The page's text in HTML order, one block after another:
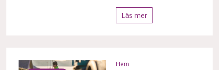
Läs mer
Hem